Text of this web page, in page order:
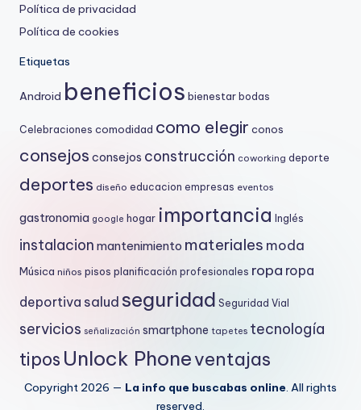
Política de privacidad
Política de cookies
Etiquetas
Android beneficios bienestar bodas
Celebraciones comodidad como elegir conos
consejos consejos construcción coworking deporte
deportes diseño educacion empresas eventos
gastronomia google hogar importancia Inglés
instalacion mantenimiento materiales moda
Música niños pisos planificación profesionales ropa ropa
deportiva salud seguridad Seguridad Vial
servicios señalización smartphone tapetes tecnología
tipos Unlock Phoneventajas
Copyright 2026 — La info que buscabas online. All rights
reserved.